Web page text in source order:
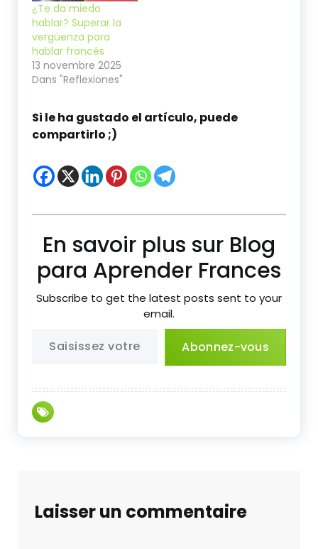
¿Te da miedo
hablar? Superar la
vergüenza para
hablar francés
13 novembre 2025
Dans "Reflexiones"
Si le ha gustado el artículo, puede
compartirlo ;)
En savoir plus sur Blog
para Aprender Frances
Subscribe to get the latest posts sent to your
email.
Abonnez-vous
Laisser un commentaire